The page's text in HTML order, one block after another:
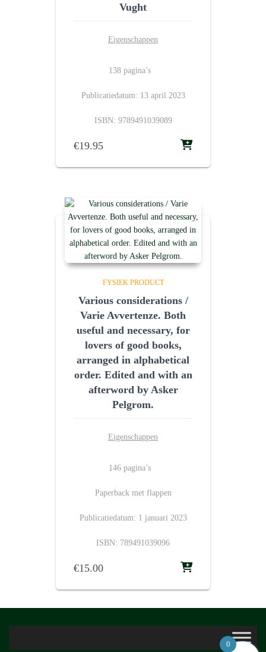
Vught
Eigenschappen
138 pagina’s
Publicatiedatum: 13 april 2023
ISBN: 9789491039089
€19.95
FYSIEK PRODUCT
Various considerations /
Varie Avvertenze. Both
useful and necessary, for
lovers of good books,
arranged in alphabetical
order. Edited and with an
afterword by Asker
Pelgrom.
Eigenschappen
146 pagina’s
Paperback met flappen
Publicatiedatum: 1 januari 2023
ISBN: 789491039096
€15.00
0